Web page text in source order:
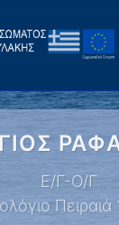
Ε/Γ-Ο/Γ
Πειραιά